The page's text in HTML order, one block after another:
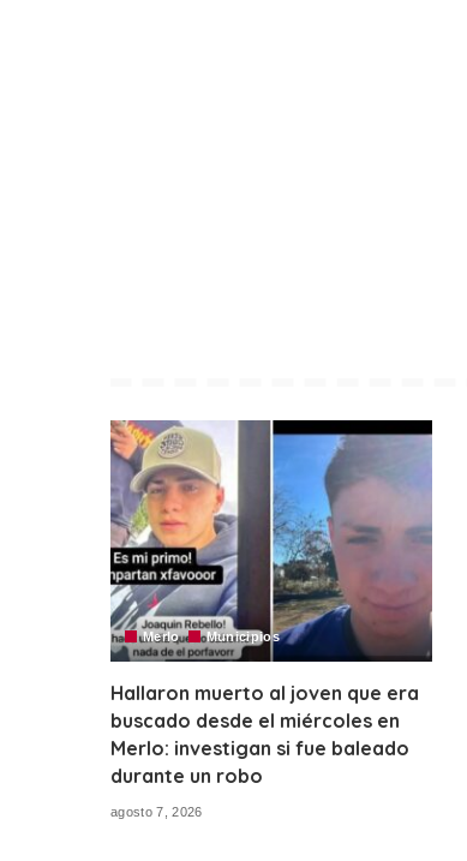
Merlo Municipios
Hallaron muerto al joven que era
buscado desde el miércoles en
Merlo: investigan si fue baleado
durante un robo
agosto 7, 2026